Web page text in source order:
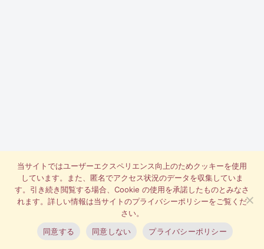
商品一覧 オンラインショップ お問い合わせ
当サイトではユーザーエクスペリエンス向上のためクッキーを使用
しています。また、匿名でアクセス状況のデータを収集していま
す。引き続き閲覧する場合、Cookie の使用を承諾したものとみなさ
れます。詳しい情報は当サイトのプライバシーポリシーをご覧くだ
さい。
同意する
同意しない プライバシーポリシー